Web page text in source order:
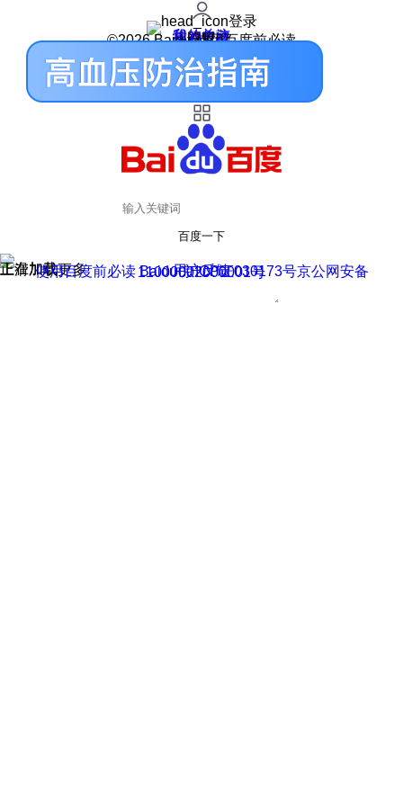
登录
我的关注
我的收藏
皮肤中心
用户反馈
设置
©2026 Baidu 使用百度前必读
百度一下
正在加载
上滑加载更多 用户反馈
使用百度前必读 Baidu 京ICP证030173号
京公网安备11000002000001号